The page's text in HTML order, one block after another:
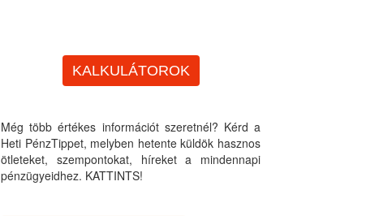
KALKULÁTOROK
Még több értékes információt szeretnél? Kérd a
Heti PénzTippet, melyben hetente küldök hasznos
ötleteket, szempontokat, híreket a mindennapi
pénzügyeidhez. KATTINTS!